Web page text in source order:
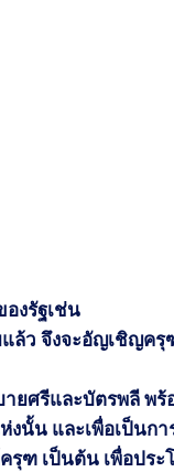
งรัฐเช่น
ล้ว จึงจะอัญเชิญครุ
ายศรีและบัตรพลีพร้
งนั้น และเพื่อเป็นกา
ครุฑ เป็นต้น เพื่อปร